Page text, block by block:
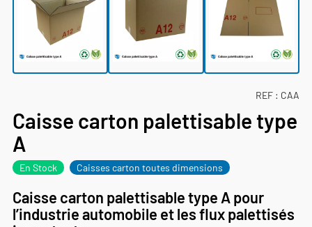
REF : CAA
Caisse carton palettisable type
A
En Stock Caisses carton toutes dimensions
Caisse carton palettisable type A pour
l’industrie automobile et les flux palettisés